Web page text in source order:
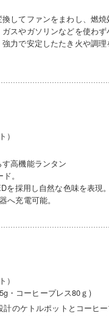
してファンをまわし、燃焼
スやガソリンなどを使わず
力で安定したたき火や調理
）
高機能ランタン
。
採用し自然な色味を表現。
へ充電可能。
）
・コーヒープレス80ｇ)
のケトルポットとコーヒ